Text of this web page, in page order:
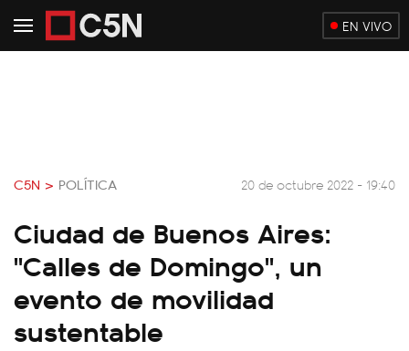
EN VIVO
C5N > POLÍTICA 20 de octubre 2022 - 19:40
Ciudad de Buenos Aires:
"Calles de Domingo", un
evento de movilidad
sustentable